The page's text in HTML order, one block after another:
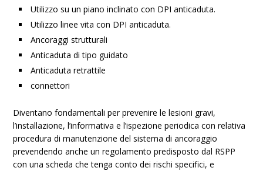
Utilizzo su un piano inclinato con DPI anticaduta.
Utilizzo linee vita con DPI anticaduta.
Ancoraggi strutturali
Anticaduta di tipo guidato
Anticaduta retrattile
connettori
Diventano fondamentali per prevenire le lesioni gravi,
l’installazione, l’informativa e l’ispezione periodica con relativa
procedura di manutenzione del sistema di ancoraggio
prevendendo anche un regolamento predisposto dal RSPP
con una scheda che tenga conto dei rischi specifici, e